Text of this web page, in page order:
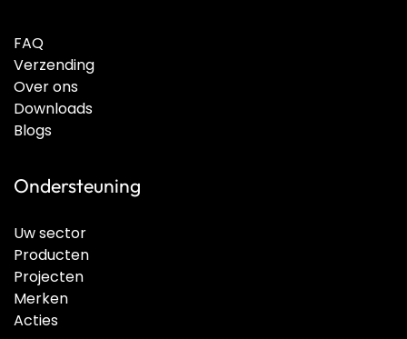
FAQ
Verzending
Over ons
Downloads
Blogs
Ondersteuning
Uw sector
Producten
Projecten
Merken
Acties